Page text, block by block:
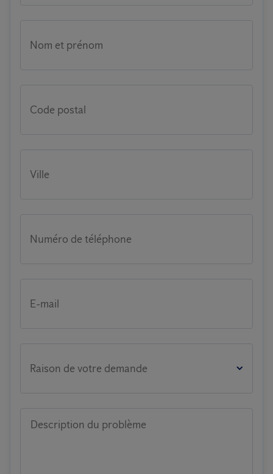
Nom et prénom
Code postal
Ville
Numéro de téléphone
E-mail
Raison de votre demande
Description du problème